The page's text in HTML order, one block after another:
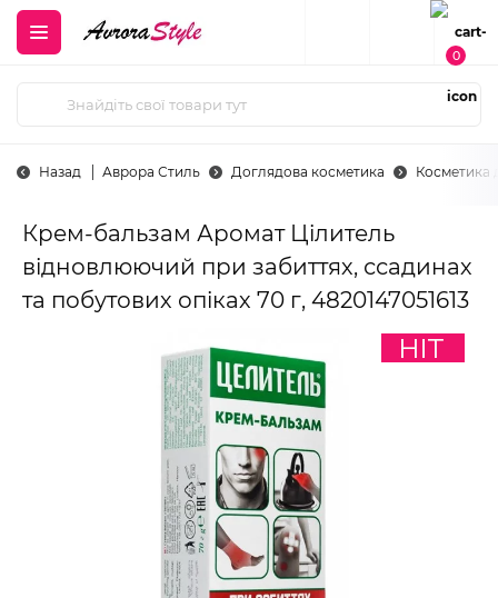
0
Назад Аврора Стиль Доглядова косметика Косметика
Крем-бальзам Аромат Цілитель
відновлюючий при забиттях, ссадинах
та побутових опіках 70 г, 4820147051613